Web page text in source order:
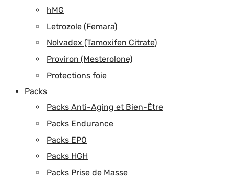
hMG
Letrozole (Femara)
Nolvadex (Tamoxifen Citrate)
Proviron (Mesterolone)
Protections foie
Packs
Packs Anti-Aging et Bien-Être
Packs Endurance
Packs EPO
Packs HGH
Packs Prise de Masse